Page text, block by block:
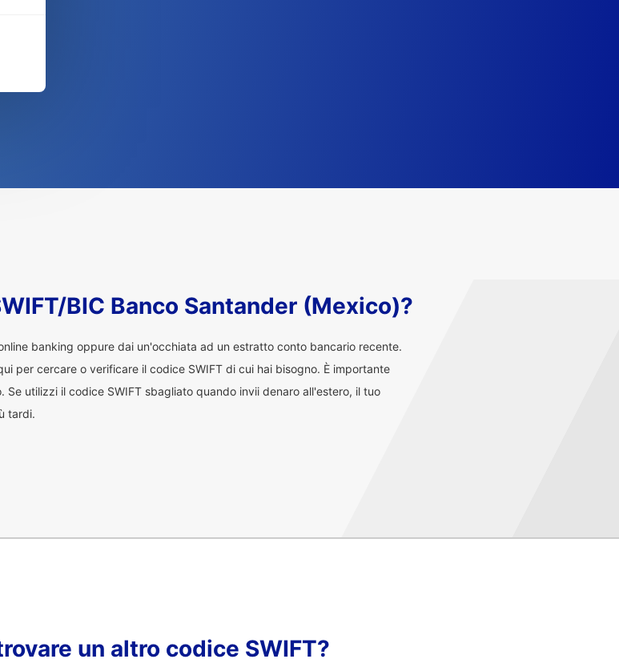
BIC Banco Santander (Mexico)?
banking oppure dai un'occhiata ad un estratto conto bancario recente.
per cercare o verificare il codice SWIFT di cui hai bisogno. È importante
utilizzi il codice SWIFT sbagliato quando invii denaro all'estero, il tuo
tardi.
un altro codice SWIFT?